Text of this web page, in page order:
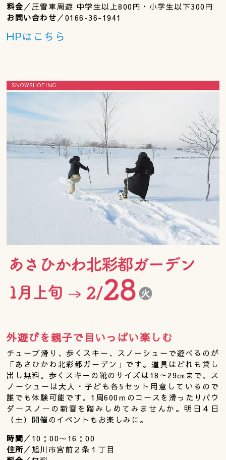
料金／圧雪車周遊 中学生以上800円・小学生以下300円
お問い合わせ／0166-36-1941
HPはこちら
SNOWSHOEING
外遊びを親子で目いっぱい楽しむ
チューブ滑り、歩くスキー、スノーシューで遊べるのが
「あさひかわ北彩都ガーデン」です。道具はどれも貸し
出し無料。歩くスキーの靴のサイズは18～29㎝まで、ス
ノーシューは大人・子ども各5セット用意しているので
誰でも体験可能です。1周600ｍのコースを滑ったりパウ
ダースノーの新雪を踏みしめてみませんか。明日４日
（土）開催のイベントもお楽しみに。
時間／10：00〜16：00
住所／旭川市宮前２条１丁目